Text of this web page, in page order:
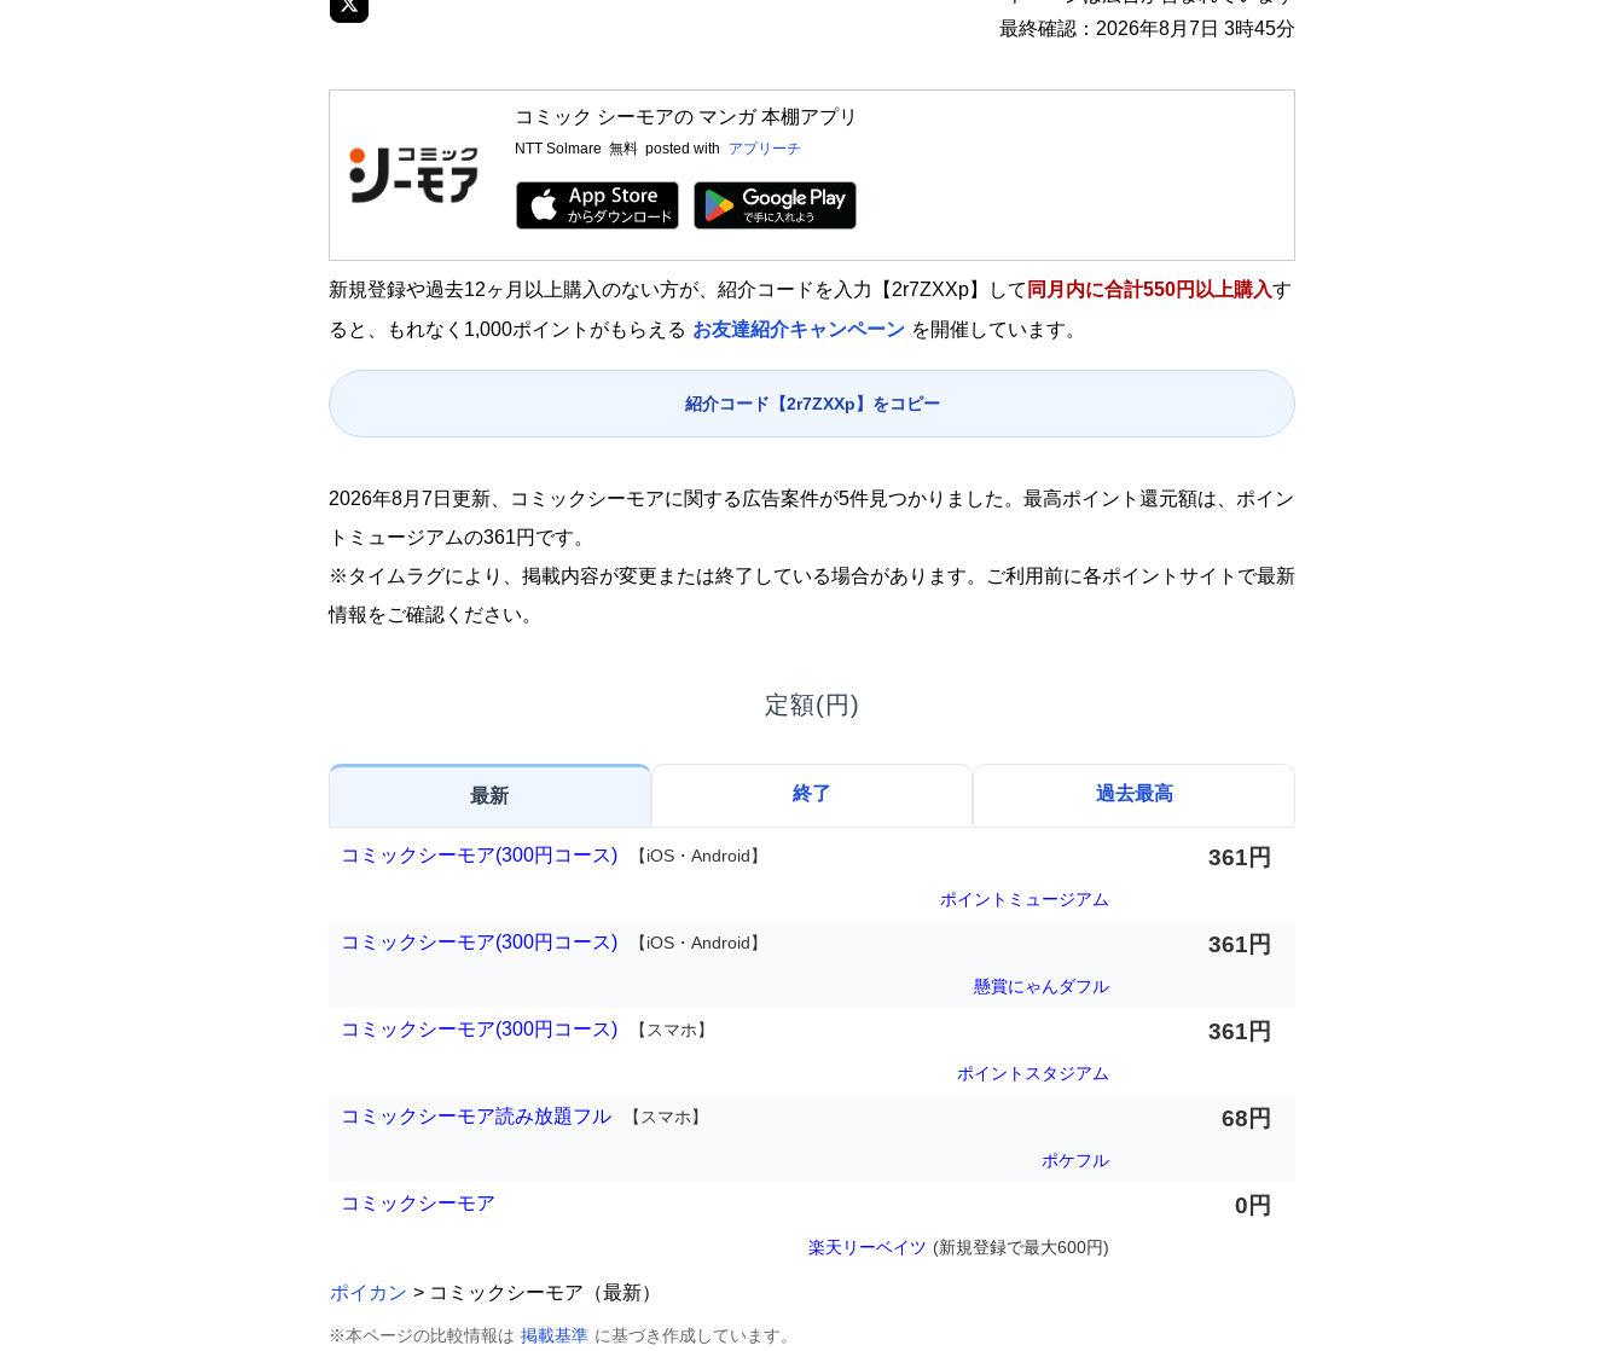
最終確認：2026年8月7日 3時45分
コミック シーモアの マンガ 本棚アプリ
NTT Solmare 無料 posted with アプリーチ
新規登録や過去12ヶ月以上購入のない方が、紹介コードを入力【2r7ZXXp】して 同月内に合計550円以上購入す
ると、もれなく1,000ポイントがもらえる お友達紹介キャンペーン を開催しています。
紹介コード【2r7ZXXp】をコピー
2026年8月7日更新、コミックシーモアに関する広告案件が5件見つかりました。最高ポイント還元額は、ポイン
トミュージアムの361円です。
※タイムラグにより、掲載内容が変更または終了している場合があります。ご利用前に各ポイントサイトで最新
情報をご確認ください。
定額(円)
最新 終了 過去最高
コミックシーモア(300円コース) 【iOS・Android】 361円
ポイントミュージアム
コミックシーモア(300円コース) 【iOS・Android】 361円
懸賞にゃんダフル
コミックシーモア(300円コース) 【スマホ】 361円
ポイントスタジアム
コミックシーモア読み放題フル 【スマホ】 68円
ポケフル
コミックシーモア 0円
楽天リーベイツ (新規登録で最大600円)
ポイカン > コミックシーモア（最新）
※本ページの比較情報は 掲載基準 に基づき作成しています。